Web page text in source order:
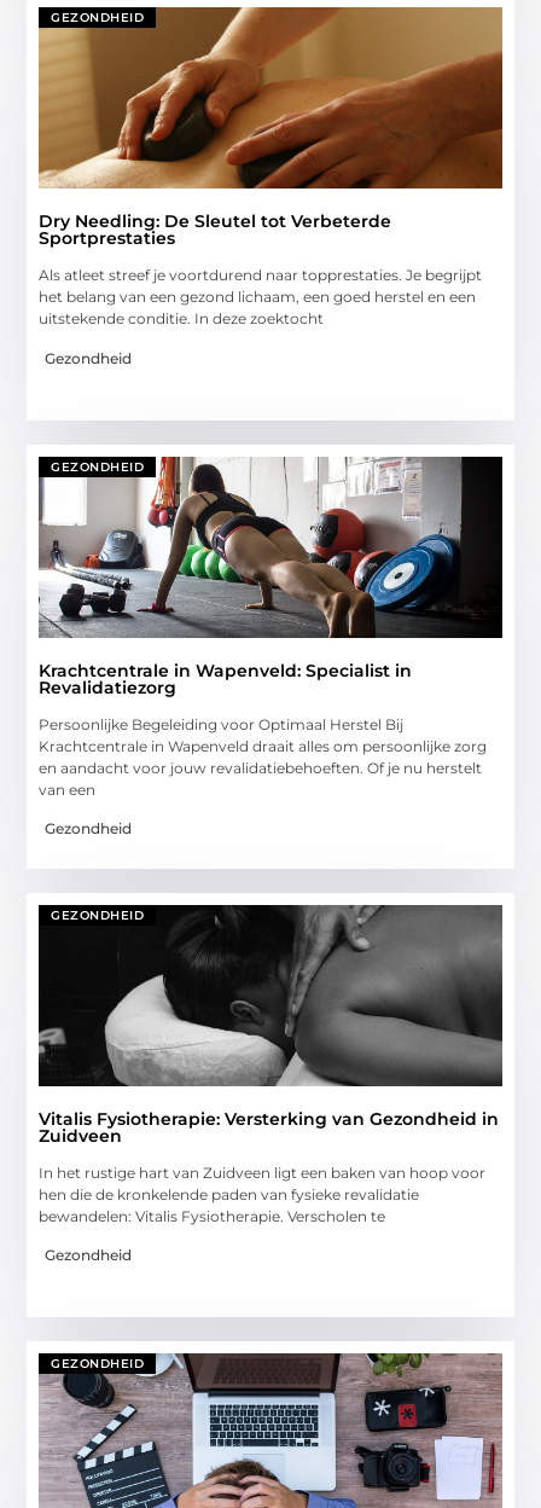
GEZONDHEID
Dry Needling: De Sleutel tot Verbeterde
Sportprestaties
Als atleet streef je voortdurend naar topprestaties. Je begrijpt
het belang van een gezond lichaam, een goed herstel en een
uitstekende conditie. In deze zoektocht
Gezondheid
GEZONDHEID
Krachtcentrale in Wapenveld: Specialist in
Revalidatiezorg
Persoonlijke Begeleiding voor Optimaal Herstel Bij
Krachtcentrale in Wapenveld draait alles om persoonlijke zorg
en aandacht voor jouw revalidatiebehoeften. Of je nu herstelt
van een
Gezondheid
GEZONDHEID
Vitalis Fysiotherapie: Versterking van Gezondheid in
Zuidveen
In het rustige hart van Zuidveen ligt een baken van hoop voor
hen die de kronkelende paden van fysieke revalidatie
bewandelen: Vitalis Fysiotherapie. Verscholen te
Gezondheid
GEZONDHEID